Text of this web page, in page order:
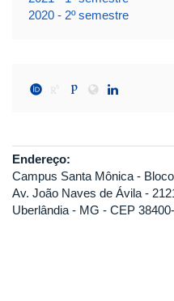
2020 - 2º semestre
Endereço:
Campus Santa Mônica -
Av. João Naves de Ávila -
Uberlândia - MG - CEP